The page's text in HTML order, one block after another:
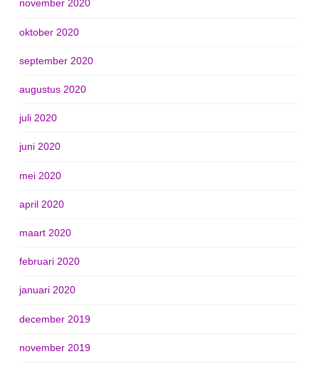
november 2020
oktober 2020
september 2020
augustus 2020
juli 2020
juni 2020
mei 2020
april 2020
maart 2020
februari 2020
januari 2020
december 2019
november 2019